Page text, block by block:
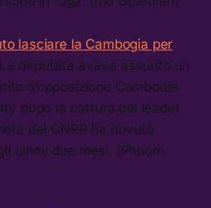
lasciare la Cambogia per
deputata aveva assunto un
d’opposizione Cambodia
dopo la cattura del leader
del CNRP ha dovuto
ultimi due mesi. (Phnom